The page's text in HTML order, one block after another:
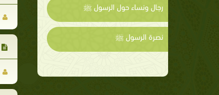
رجال ونساء حول الرسول ﷺ
نصرة الرسول ﷺ